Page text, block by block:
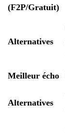
(F2P/Gratuit)
Alternatives
Meilleur écho
Alternatives